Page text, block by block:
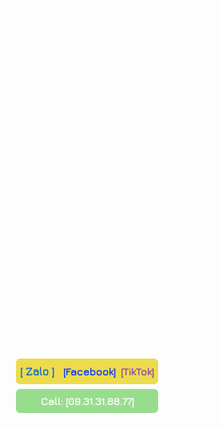
[ Zalo ] [Facebook] [TikTok]
Call: [09.31.31.88.77]